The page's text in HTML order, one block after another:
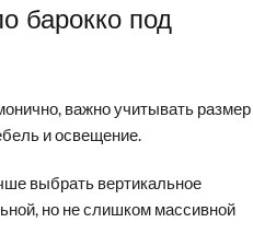
барокко под
важно учитывать размер
и освещение.
выбрать вертикальное
но не слишком массивной